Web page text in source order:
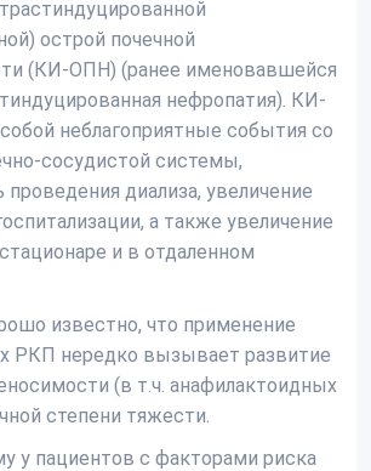
острой почечной
(КИ-ОПН) (ранее именовавшейся
нефропатия). КИ-
неблагоприятные события со
сосудистой системы,
диализа, увеличение
а также увеличение
и в отдаленном
известно, что применение
РКП нередко вызывает развитие
(в т.ч. анафилактоидных
степени тяжести.
у пациентов с факторами риска